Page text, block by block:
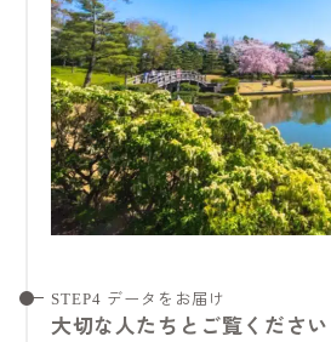
STEP4 データをお届け
大切な人たちとご覧ください